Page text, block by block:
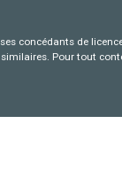
concédants de
Pour tout